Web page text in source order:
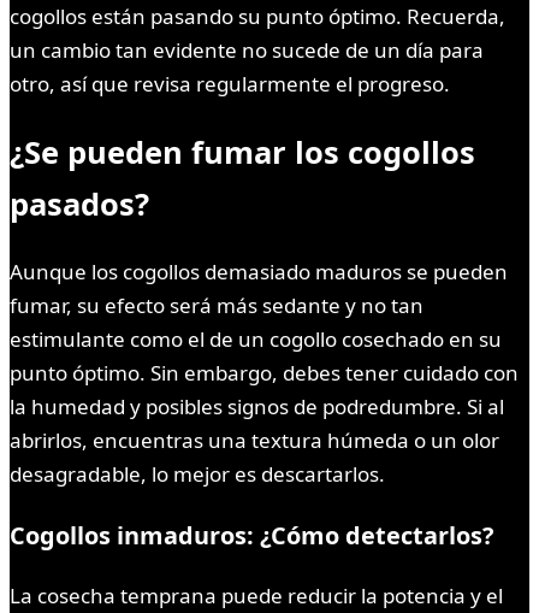
cogollos están pasando su punto óptimo. Recuerda,
un cambio tan evidente no sucede de un día para
otro, así que revisa regularmente el progreso.
¿Se pueden fumar los cogollos
pasados?
Aunque los cogollos demasiado maduros se pueden
fumar, su efecto será más sedante y no tan
estimulante como el de un cogollo cosechado en su
punto óptimo. Sin embargo, debes tener cuidado con
la humedad y posibles signos de podredumbre. Si al
abrirlos, encuentras una textura húmeda o un olor
desagradable, lo mejor es descartarlos.
Cogollos inmaduros: ¿Cómo detectarlos?
La cosecha temprana puede reducir la potencia y el